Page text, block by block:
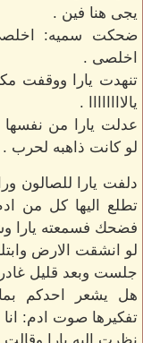
يجى هنا فين .
ضحكت سميه: اخلصى
اخلصى .
تنهدت يارا ووقفت
يالاااااااا .
عدلت يارا من
لو كانت ذاهبه لحرب .
دلفت يارا للصالون
تطلع اليها كل من
فضحك فسمعته يارا
لو انشقت الارض
جلست وبعد قليل
هل يشعر احدكم
تفكيرها صوت ادم: